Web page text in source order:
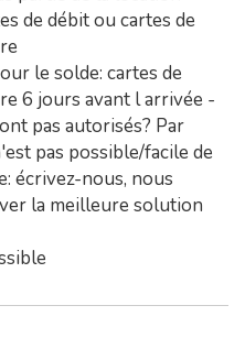
de débit ou cartes de
le solde: cartes de
6 jours avant l arrivée -
pas autorisés? Par
pas possible/facile de
écrivez-nous, nous
la meilleure solution